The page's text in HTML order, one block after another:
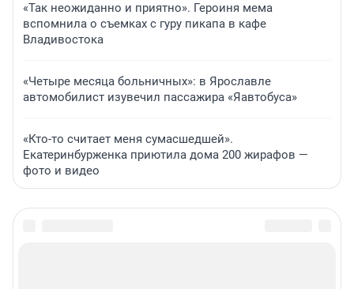
«Так неожиданно и приятно». Героиня мема
вспомнила о съемках с гуру пикапа в кафе
Владивостока
«Четыре месяца больничных»: в Ярославле
автомобилист изувечил пассажира «Яавтобуса»
«Кто-то считает меня сумасшедшей».
Екатеринбурженка приютила дома 200 жирафов —
фото и видео